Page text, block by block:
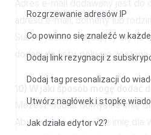
Rozgrzewanie adresów IP
Co powinno się znaleźć w
Dodaj link rezygnacji z
Dodaj tag presonalizacji do
Utwórz nagłówek i stopkę
Jak działa edytor v2?
Adres e-mail dodawany jest
adresu e-mail, domeny lub
Subskrybenci znajdujący się
dodani do listy, póki nie
10) W jaki sposób mogę
Możesz dodać domyślne imię
Aby określić domyślne imię